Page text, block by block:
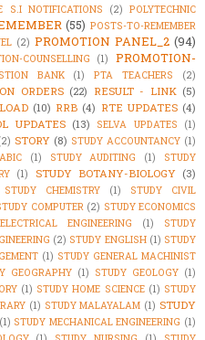
S.I NOTIFICATIONS (2) POLYTECHNIC
(55) POSTS-TO-REMEMBER
(2) PROMOTION PANEL_2 (94)
COUNSELLING (1)
PROMOTION-
BANK (1) PTA TEACHERS
(2)
ORDERS (22) RESULT - LINK (5)
(10) RRB (4) RTE UPDATES (4)
UPDATES (13) SELVA UPDATES
(1)
STORY (8) STUDY ACCOUNTANCY (1)
(1) STUDY AUDITING (1)
STUDY
(1) STUDY BOTANY-BIOLOGY (3)
STUDY CHEMISTRY (1)
STUDY CIVIL
COMPUTER (2) STUDY ECONOMICS
ENGINEERING (1)
STUDY
(2) STUDY ENGLISH (1) STUDY
(1) STUDY GENERAL MACHINIST
GEOGRAPHY (1) STUDY GEOLOGY (1)
(1) STUDY HOME SCIENCE (1) STUDY
(1) STUDY MALAYALAM (1) STUDY
(1) STUDY MECHANICAL ENGINEERING (1)